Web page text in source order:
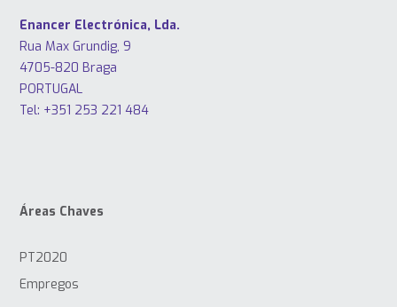
Enancer Electrónica, Lda.
Rua Max Grundig, 9
4705-820 Braga
PORTUGAL
Tel: +351 253 221 484
Áreas Chaves
PT2020
Empregos